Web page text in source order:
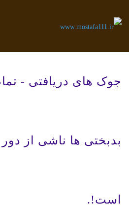
جوک های دریافتی -
بدبختی ها ناشی از
است!.